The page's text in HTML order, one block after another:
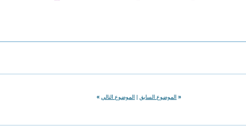
« الموضوع السابق | الموضوع التالي »